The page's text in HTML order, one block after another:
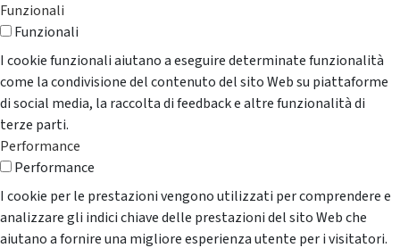
Funzionali
Funzionali
I cookie funzionali aiutano a eseguire determinate funzionalità
come la condivisione del contenuto del sito Web su piattaforme
di social media, la raccolta di feedback e altre funzionalità di
terze parti.
Performance
Performance
I cookie per le prestazioni vengono utilizzati per comprendere e
analizzare gli indici chiave delle prestazioni del sito Web che
aiutano a fornire una migliore esperienza utente per i visitatori.